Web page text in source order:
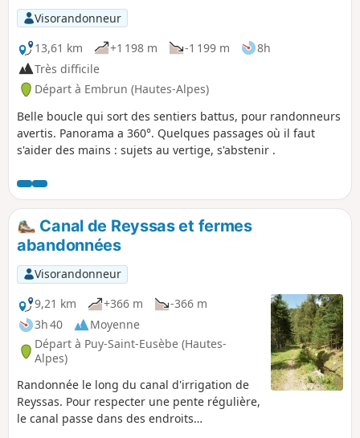
Visorandonneur
13,61 km
+1 198 m -1 199 m
8h
Très difficile
Départ à Embrun (Hautes-Alpes)
Belle boucle qui sort des sentiers battus, pour randonneurs
avertis. Panorama a 360°. Quelques passages où il faut
s'aider des mains : sujets au vertige, s'abstenir .
Canal de Reyssas et fermes
abandonnées
Visorandonneur
9,21 km
+366 m
-366 m
3h 40
Moyenne
Départ à Puy-Saint-Eusèbe (Hautes-
Alpes)
Randonnée le long du canal d'irrigation de
Reyssas. Pour respecter une pente régulière,
le canal passe dans des endroits